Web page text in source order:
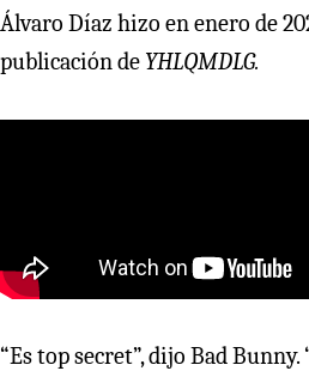
Álvaro Díaz hizo en enero de
publicación de YHLQMDLG.
“Es top secret”, dijo Bad